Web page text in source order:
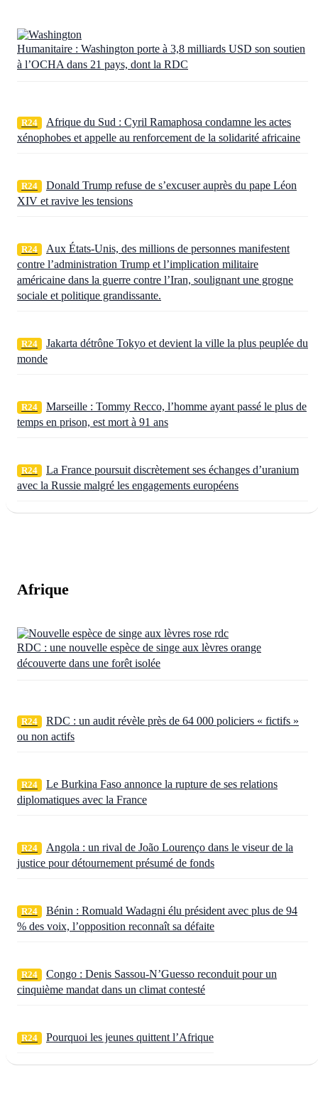
Humanitaire : Washington porte à 3,8 milliards USD son soutien
à l’OCHA dans 21 pays, dont la RDC
R24
Afrique du Sud : Cyril Ramaphosa condamne les actes
xénophobes et appelle au renforcement de la solidarité africaine
R24
Donald Trump refuse de s’excuser auprès du pape Léon
XIV et ravive les tensions
R24
Aux États‑Unis, des millions de personnes manifestent
contre l’administration Trump et l’implication militaire
américaine dans la guerre contre l’Iran, soulignant une grogne
sociale et politique grandissante.
R24
Jakarta détrône Tokyo et devient la ville la plus peuplée du
monde
R24
Marseille : Tommy Recco, l’homme ayant passé le plus de
temps en prison, est mort à 91 ans
R24
La France poursuit discrètement ses échanges d’uranium
avec la Russie malgré les engagements européens
Afrique
RDC : une nouvelle espèce de singe aux lèvres orange
découverte dans une forêt isolée
R24
RDC : un audit révèle près de 64 000 policiers « fictifs »
ou non actifs
R24
Le Burkina Faso annonce la rupture de ses relations
diplomatiques avec la France
R24
Angola : un rival de João Lourenço dans le viseur de la
justice pour détournement présumé de fonds
R24
Bénin : Romuald Wadagni élu président avec plus de 94
% des voix, l’opposition reconnaît sa défaite
R24
Congo : Denis Sassou‑N’Guesso reconduit pour un
cinquième mandat dans un climat contesté
R24 Pourquoi les jeunes quittent l’Afrique